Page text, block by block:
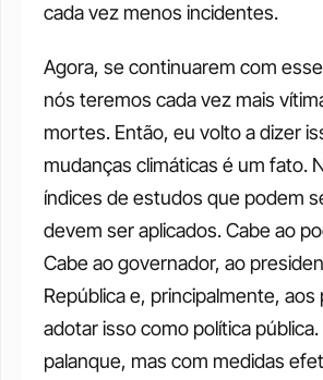
cada vez menos incidentes.
Agora, se continuarem com
nós teremos cada vez mais
mortes. Então, eu volto a dizer
mudanças climáticas é um fato.
índices de estudos que podem
devem ser aplicados. Cabe ao
Cabe ao governador, ao
República e, principalmente, aos
adotar isso como política
palanque, mas com medidas